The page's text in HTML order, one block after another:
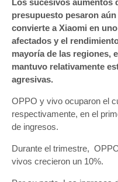
presupuesto pesaron
convierte a Xiaomi en
afectados y el
mayoría de las regiones,
mantuvo relativamente
agresivas.
OPPO y vivo ocuparon el
respectivamente, en el
de ingresos.
Durante el trimestre,
vivos crecieron un 10%.